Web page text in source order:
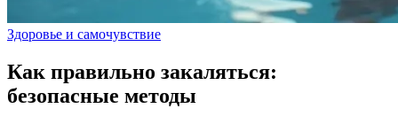
Здоровье и самочувствие
Как правильно закаляться:
безопасные методы